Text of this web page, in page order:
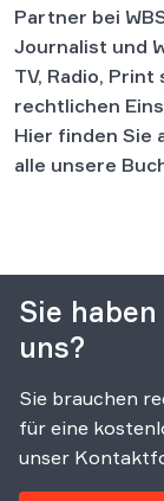
Partner bei
Journalist und
TV, Radio,
rechtlichen
Hier finden Sie
alle unsere
Sie
uns?
Sie brauchen
für eine
unser